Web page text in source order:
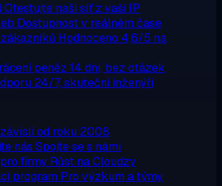
Otestujte naši síť z vaší IP
Dostupnost v reálném čase
Hodnoceno 4,6/5 na
peněz 14 dní, bez otázek
24/7, skuteční inženýři
od roku 2008
nás Spojte se s námi
firmy Růst na Cloudzy
program Pro výzkum a týmy